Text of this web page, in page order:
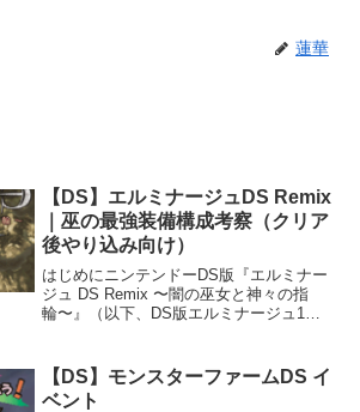
蓮華
【DS】エルミナージュDS Remix
｜巫の最強装備構成考察（クリア
後やり込み向け）
はじめにニンテンドーDS版『エルミナー
ジュ DS Remix 〜闇の巫女と神々の指
輪〜』（以下、DS版エルミナージュ1）
誇る作品です。特に本作は、クリア後の
やり込み要...
【DS】モンスターファームDS イ
ベント